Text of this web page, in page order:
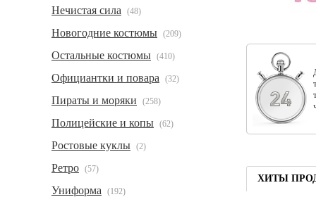
Нечистая сила (48)
Новогодние костюмы (209)
Остальные костюмы (410)
Официантки и повара (32)
Пираты и моряки (258)
Полицейские и копы (62)
Ростовые куклы (2)
Ретро (57)
Униформа (192)
ХИТЫ